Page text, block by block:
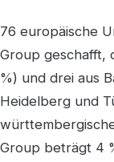
76 europäische
Group geschafft,
%) und drei aus
Heidelberg und
Group beträgt 4